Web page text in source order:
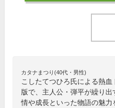
カタナまつり(40代・男性)
こしたてつひろ氏による熱
版で、主人公・弾平が繰り
情や成長といった物語の魅